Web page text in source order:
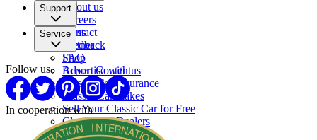
About us
Careers
Press
Partner
Support
Contact
Feedback
FAQ
Report Content
Service
Shop
Advertise with us
Classic Car Insurance
Classic Car makes
Sell Your Classic Car for Free
Classic Car Dealers
Follow us
In cooperation with